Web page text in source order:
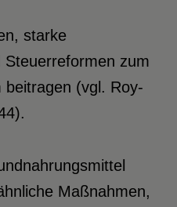
starke
zum
(vgl. Roy-
Maßnahmen,